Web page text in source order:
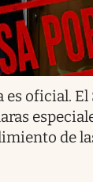
es oficial.
de